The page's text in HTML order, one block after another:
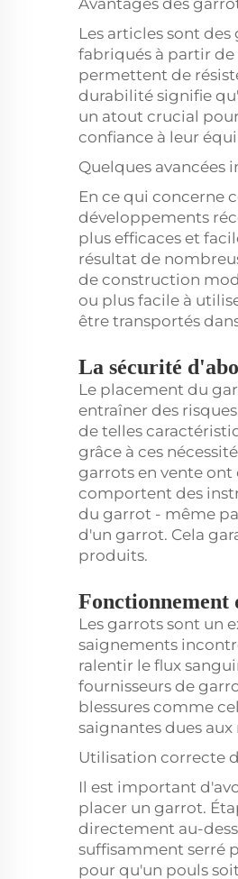
Avantages des
Les articles sont
fabriqués à partir
permettent de
durabilité signifie
un atout crucial
confiance à leur
Quelques avancées
En ce qui concerne
développements
plus efficaces et
résultat de
de construction
ou plus facile à
être transportés
La sécurité
Le placement du
entraîner des
de telles
grâce à ces
garrots en vente ont
comportent des
du garrot - même
d'un garrot. Cela
produits.
Fonctionnement
Les garrots sont un
saignements
ralentir le flux
fournisseurs de
blessures comme
saignantes dues
Utilisation correcte
Il est important
placer un garrot.
directement au-
suffisamment serré
pour qu'un pouls